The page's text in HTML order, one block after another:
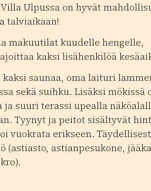
Ulpussa on hyvät
talviaikaan!
makuutilat kuudelle hengelle,
kaksi lisähenkilöä
saunaa, oma laituri
sekä suihku. Lisäksi mökissä
ja suuri terassi upealla
Tyynyt ja peitot sisältyvät
vuokrata erikseen.
(astiasto, astianpesukone,